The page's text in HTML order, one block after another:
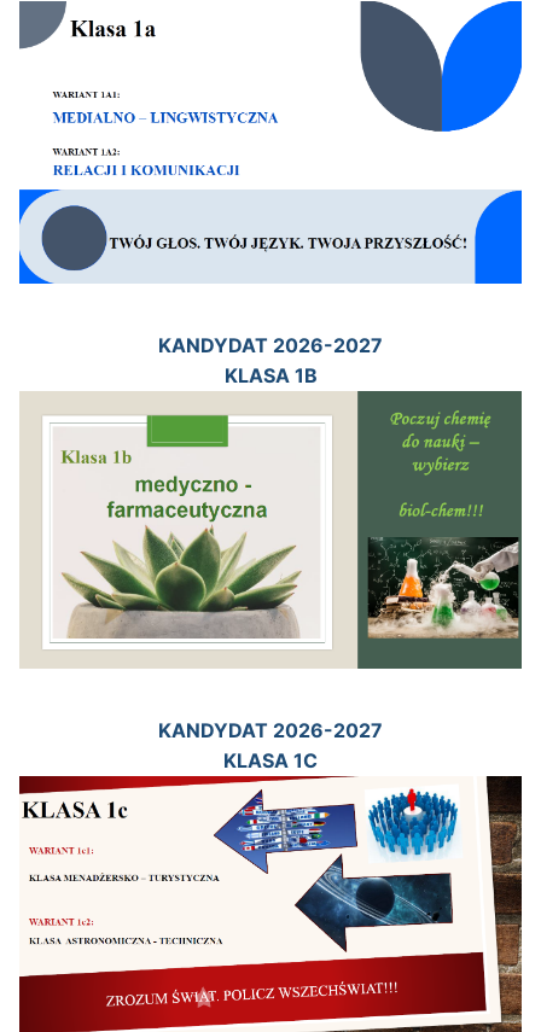
KANDYDAT 2026-2027
KLASA 1B
KANDYDAT 2026-2027
KLASA 1C